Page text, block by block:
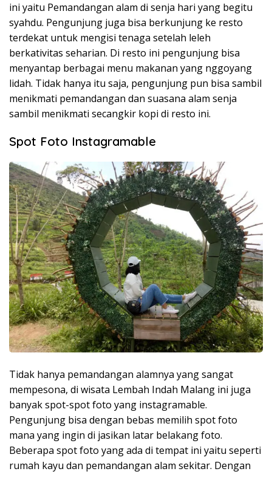
ini yaitu Pemandangan alam di senja hari yang begitu
syahdu. Pengunjung juga bisa berkunjung ke resto
terdekat untuk mengisi tenaga setelah leleh
berkativitas seharian. Di resto ini pengunjung bisa
menyantap berbagai menu makanan yang nggoyang
lidah. Tidak hanya itu saja, pengunjung pun bisa sambil
menikmati pemandangan dan suasana alam senja
sambil menikmati secangkir kopi di resto ini.
Spot Foto Instagramable
Tidak hanya pemandangan alamnya yang sangat
mempesona, di wisata Lembah Indah Malang ini juga
banyak spot-spot foto yang instagramable.
Pengunjung bisa dengan bebas memilih spot foto
mana yang ingin di jasikan latar belakang foto.
Beberapa spot foto yang ada di tempat ini yaitu seperti
rumah kayu dan pemandangan alam sekitar. Dengan